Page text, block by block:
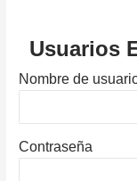
Usuarios
Nombre de
Contraseña